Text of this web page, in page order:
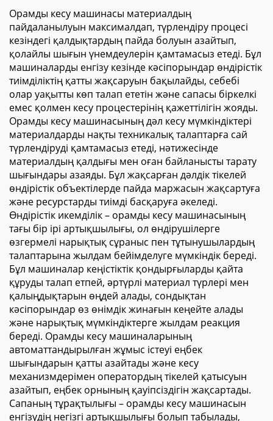
артқы планы Led артқы
жарықтандырылатын
Seg жарық шамы
қорапшасы
жарнамалық мақсатта
Орамды кесу машинасы материалдың
пайдаланылуын максималдап, түрлендіру процесі
кезіндегі қалдықтардың пайда болуын азайтып,
қолайлы шығын үнемдеулерін қамтамасыз етеді. Бұл
машиналарды енгізу кезінде кәсіпорындар өндірістік
тиімділіктің қатты жақсаруын бақылайды, себебі
олар уақытты көп талап ететін және сапасы біркелкі
емес қолмен кесу процестерінің қажеттілігін жояды.
Орамды кесу машинасының дәл кесу мүмкіндіктері
материалдарды нақты техникалық талаптарға сай
түрлендіруді қамтамасыз етеді, нәтижесінде
материалдың қалдығы мен оған байланысты тарату
шығындары азаяды. Бұл жақсарған дәлдік тікелей
өндірістік объектілерде пайда маржасын жақсартуға
және ресурстарды тиімді басқаруға әкеледі.
Өндірістік икемділік – орамды кесу машинасының
тағы бір ірі артықшылығы, ол өндірушілерге
өзгермелі нарықтық сұраныс пен тұтынушылардың
талаптарына жылдам бейімделуге мүмкіндік береді.
Бұл машиналар кеңістіктік қондырғыларды қайта
құруды талап етпей, әртүрлі материал түрлері мен
қалыңдықтарын өңдей алады, сондықтан
кәсіпорындар өз өнімдік жинағын кеңейте алады
және нарықтық мүмкіндіктерге жылдам реакция
береді. Орамды кесу машиналарының
автоматтандырылған жұмыс істеуі еңбек
шығындарын қатты азайтады және кесу
механизмдерімен оператордың тікелей қатысуын
азайтып, еңбек орнының қауіпсіздігін жақсартады.
Сапаның тұрақтылығы – орамды кесу машинасын
енгізудің негізгі артықшылығы болып табылады,